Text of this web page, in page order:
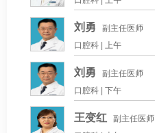
刘勇
副主任医师
口腔科 | 上午
刘勇
副主任医师
口腔科 | 下午
王变红
副主任医师